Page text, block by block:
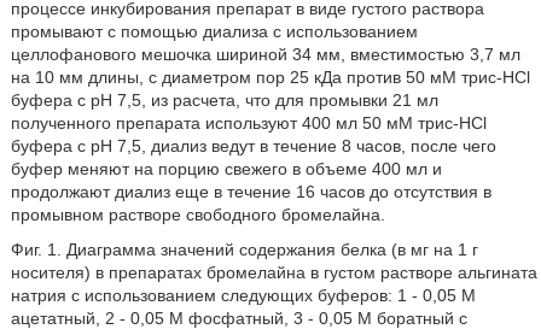
процессе инкубирования препарат в виде густого раствора
промывают с помощью диализа с использованием
целлофанового мешочка шириной 34 мм, вместимостью 3,7 мл
на 10 мм длины, с диаметром пор 25 кДа против 50 мМ трис-HCl
буфера с рН 7,5, из расчета, что для промывки 21 мл
полученного препарата используют 400 мл 50 мМ трис-HCl
буфера с рН 7,5, диализ ведут в течение 8 часов, после чего
буфер меняют на порцию свежего в объеме 400 мл и
продолжают диализ еще в течение 16 часов до отсутствия в
промывном растворе свободного бромелайна.
Фиг. 1. Диаграмма значений содержания белка (в мг на 1 г
носителя) в препаратах бромелайна в густом растворе альгината
натрия с использованием следующих буферов: 1 - 0,05 М
ацетатный, 2 - 0,05 М фосфатный, 3 - 0,05 М боратный с